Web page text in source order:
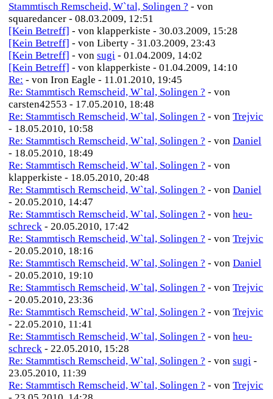
Stammtisch Remscheid, W`tal, Solingen ? - von
squaredancer - 08.03.2009, 12:51
[Kein Betreff] - von klapperkiste - 30.03.2009, 15:28
[Kein Betreff] - von Liberty - 31.03.2009, 23:43
[Kein Betreff] - von sugi - 01.04.2009, 14:02
[Kein Betreff] - von klapperkiste - 01.04.2009, 14:10
Re: - von Iron Eagle - 11.01.2010, 19:45
Re: Stammtisch Remscheid, W`tal, Solingen ? - von
carsten42553 - 17.05.2010, 18:48
Re: Stammtisch Remscheid, W`tal, Solingen ? - von Trejvic
- 18.05.2010, 10:58
Re: Stammtisch Remscheid, W`tal, Solingen ? - von Daniel
- 18.05.2010, 18:49
Re: Stammtisch Remscheid, W`tal, Solingen ? - von
klapperkiste - 18.05.2010, 20:48
Re: Stammtisch Remscheid, W`tal, Solingen ? - von Daniel
- 20.05.2010, 14:47
Re: Stammtisch Remscheid, W`tal, Solingen ? - von heu-
schreck - 20.05.2010, 17:42
Re: Stammtisch Remscheid, W`tal, Solingen ? - von Trejvic
- 20.05.2010, 18:16
Re: Stammtisch Remscheid, W`tal, Solingen ? - von Daniel
- 20.05.2010, 19:10
Re: Stammtisch Remscheid, W`tal, Solingen ? - von Trejvic
- 20.05.2010, 23:36
Re: Stammtisch Remscheid, W`tal, Solingen ? - von Trejvic
- 22.05.2010, 11:41
Re: Stammtisch Remscheid, W`tal, Solingen ? - von heu-
schreck - 22.05.2010, 15:28
Re: Stammtisch Remscheid, W`tal, Solingen ? - von sugi -
23.05.2010, 11:39
Re: Stammtisch Remscheid, W`tal, Solingen ? - von Trejvic